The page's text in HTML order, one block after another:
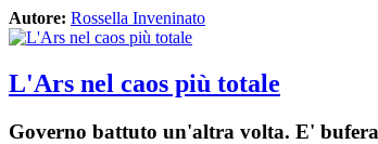
Autore: Rossella Inveninato
L'Ars nel caos più totale
Governo battuto un'altra volta. E'